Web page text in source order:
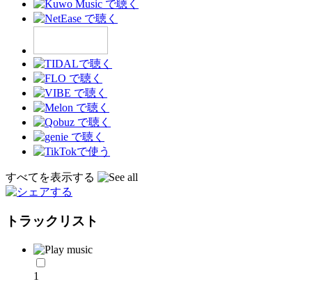
すべてを表示する
トラックリスト
1